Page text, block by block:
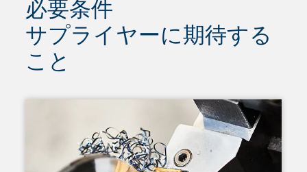
必要条件
サプライヤーに期待する
こと